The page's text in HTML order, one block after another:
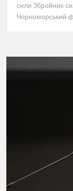
сили Збройних
Чорноморський